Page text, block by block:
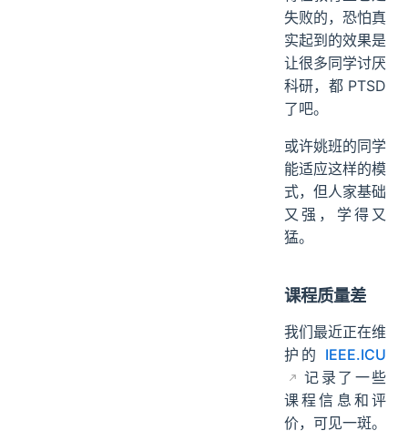
失败的，恐怕真
实起到的效果是
让很多同学讨厌
科研，都 PTSD
了吧。
或许姚班的同学
能适应这样的模
式，但人家基础
又强，学得又
猛。
课程质量差
我们最近正在维
护的 IEEE.ICU
记录了一些
课程信息和评
价，可见一斑。